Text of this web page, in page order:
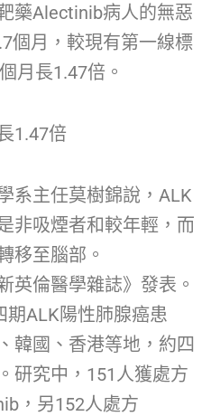
藥Alectinib病人的無惡
個月，較現有第一線標
月長1.47倍。
1.47倍
系主任莫樹錦說，ALK
非吸煙者和較年輕，而
移至腦部。
英倫醫學雜誌》發表。
期ALK陽性肺腺癌患
韓國、香港等地，約四
研究中，151人獲處方
，另152人處方